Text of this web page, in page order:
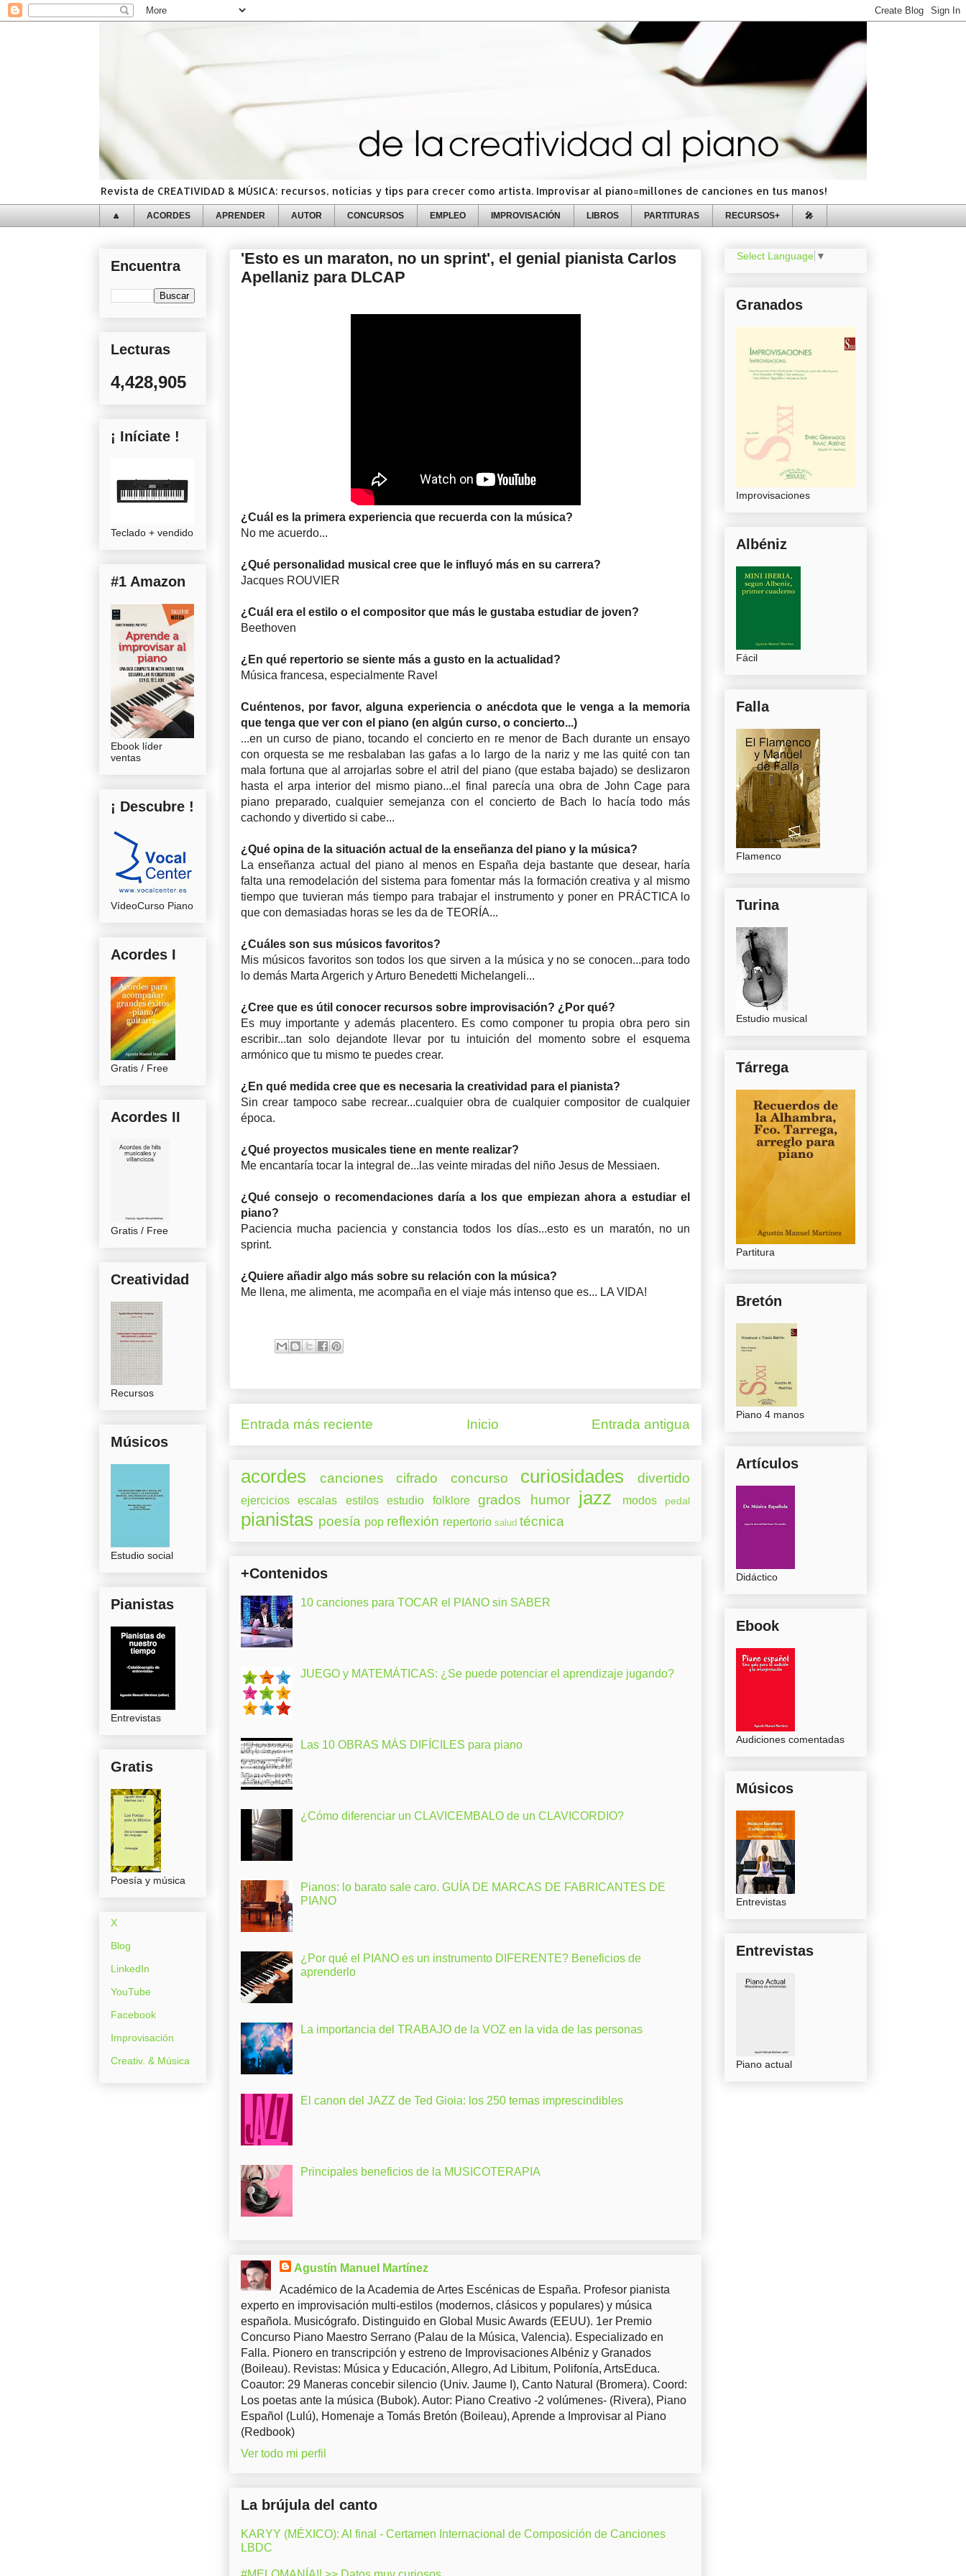
Revista de CREATIVIDAD & MÚSICA: recursos, noticias y tips para crecer como artista. Improvisar al piano=millones de canciones en tus manos!
🔼 ACORDES APRENDER AUTOR CONCURSOS EMPLEO IMPROVISACIÓN LIBROS PARTITURAS RECURSOS+ 🎤
'Esto es un maraton, no un sprint', el genial pianista Carlos
Apellaniz para DLCAP
¿Cuál es la primera experiencia que recuerda con la música?
No me acuerdo...
¿Qué personalidad musical cree que le influyó más en su carrera?
Jacques ROUVIER
¿Cuál era el estilo o el compositor que más le gustaba estudiar de joven?
Beethoven
¿En qué repertorio se siente más a gusto en la actualidad?
Música francesa, especialmente Ravel
Cuéntenos, por favor, alguna experiencia o anécdota que le venga a la memoria
que tenga que ver con el piano (en algún curso, o concierto...)
...en un curso de piano, tocando el concierto en re menor de Bach durante un ensayo
con orquesta se me resbalaban las gafas a lo largo de la nariz y me las quité con tan
mala fortuna que al arrojarlas sobre el atril del piano (que estaba bajado) se deslizaron
hasta el arpa interior del mismo piano...el final parecía una obra de John Cage para
piano preparado, cualquier semejanza con el concierto de Bach lo hacía todo más
cachondo y divertido si cabe...
¿Qué opina de la situación actual de la enseñanza del piano y la música?
La enseñanza actual del piano al menos en España deja bastante que desear, haría
falta una remodelación del sistema para fomentar más la formación creativa y al mismo
tiempo que tuvieran más tiempo para trabajar el instrumento y poner en PRÁCTICA lo
que con demasiadas horas se les da de TEORÍA...
¿Cuáles son sus músicos favoritos?
Mis músicos favoritos son todos los que sirven a la música y no se conocen...para todo
lo demás Marta Argerich y Arturo Benedetti Michelangeli...
¿Cree que es útil conocer recursos sobre improvisación? ¿Por qué?
Es muy importante y además placentero. Es como componer tu propia obra pero sin
escribir...tan solo dejandote llevar por tu intuición del momento sobre el esquema
armónico que tu mismo te puedes crear.
¿En qué medida cree que es necesaria la creatividad para el pianista?
Sin crear tampoco sabe recrear...cualquier obra de cualquier compositor de cualquier
época.
¿Qué proyectos musicales tiene en mente realizar?
Me encantaría tocar la integral de...las veinte miradas del niño Jesus de Messiaen.
¿Qué consejo o recomendaciones daría a los que empiezan ahora a estudiar el
piano?
Paciencia mucha paciencia y constancia todos los días...esto es un maratón, no un
sprint.
¿Quiere añadir algo más sobre su relación con la música?
Me llena, me alimenta, me acompaña en el viaje más intenso que es... LA VIDA!
Entrada más reciente Entrada antigua
Inicio
acordes canciones cifrado concurso curiosidades divertido
ejercicios escalas estilos estudio folklore grados humor jazz modos pedal
pianistas poesía pop reflexión repertorio salud técnica
+Contenidos
10 canciones para TOCAR el PIANO sin SABER
JUEGO y MATEMÁTICAS: ¿Se puede potenciar el aprendizaje jugando?
Las 10 OBRAS MÁS DIFÍCILES para piano
¿Cómo diferenciar un CLAVICEMBALO de un CLAVICORDIO?
Pianos: lo barato sale caro. GUÍA DE MARCAS DE FABRICANTES DE
PIANO
¿Por qué el PIANO es un instrumento DIFERENTE? Beneficios de
aprenderlo
La importancia del TRABAJO de la VOZ en la vida de las personas
El canon del JAZZ de Ted Gioia: los 250 temas imprescindibles
Principales beneficios de la MUSICOTERAPIA
Agustín Manuel Martínez
Académico de la Academia de Artes Escénicas de España. Profesor pianista
experto en improvisación multi-estilos (modernos, clásicos y populares) y música
española. Musicógrafo. Distinguido en Global Music Awards (EEUU). 1er Premio
Concurso Piano Maestro Serrano (Palau de la Música, Valencia). Especializado en
Falla. Pionero en transcripción y estreno de Improvisaciones Albéniz y Granados
(Boileau). Revistas: Música y Educación, Allegro, Ad Libitum, Polifonía, ArtsEduca.
Coautor: 29 Maneras concebir silencio (Univ. Jaume I), Canto Natural (Bromera). Coord:
Los poetas ante la música (Bubok). Autor: Piano Creativo -2 volúmenes- (Rivera), Piano
Español (Lulú), Homenaje a Tomás Bretón (Boileau), Aprende a Improvisar al Piano
(Redbook)
Ver todo mi perfil
La brújula del canto
KARYY (MÉXICO): Al final - Certamen Internacional de Composición de Canciones
LBDC
Encuentra
Lecturas
4,428,905
¡ Iníciate !
Teclado + vendido
#1 Amazon
Ebook líder
ventas
¡ Descubre !
VídeoCurso Piano
Acordes I
Gratis / Free
Acordes II
Gratis / Free
Creatividad
Recursos
Músicos
Estudio social
Pianistas
Entrevistas
Gratis
Poesía y música
X
Blog
LinkedIn
YouTube
Facebook
Improvisación
Creativ. & Música
Select Language ▼
Granados
Improvisaciones
Albéniz
Fácil
Falla
Flamenco
Turina
Estudio musical
Tárrega
Partitura
Bretón
Piano 4 manos
Artículos
Didáctico
Ebook
Audiciones comentadas
Músicos
Entrevistas
Entrevistas
Piano actual